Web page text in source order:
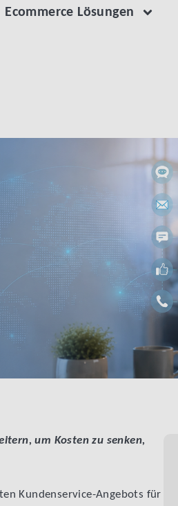
Ecommerce Lösungen
um Kosten zu senken,
Kundenservice-Angebots für